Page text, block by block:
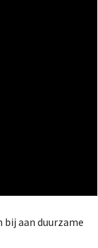
aan duurzame